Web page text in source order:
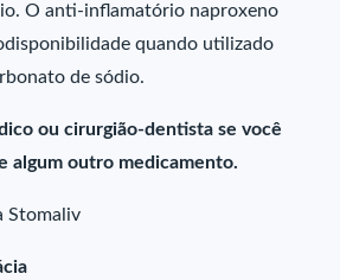
O anti-inflamatório naproxeno
quando utilizado
de sódio.
ou cirurgião-dentista se você
algum outro medicamento.
Stomaliv